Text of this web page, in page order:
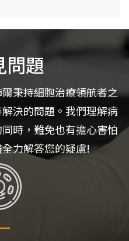
問題
秉持細胞治療領航者之
決的問題。我們理解病
時，難免也有擔心害怕
力解答您的疑慮!